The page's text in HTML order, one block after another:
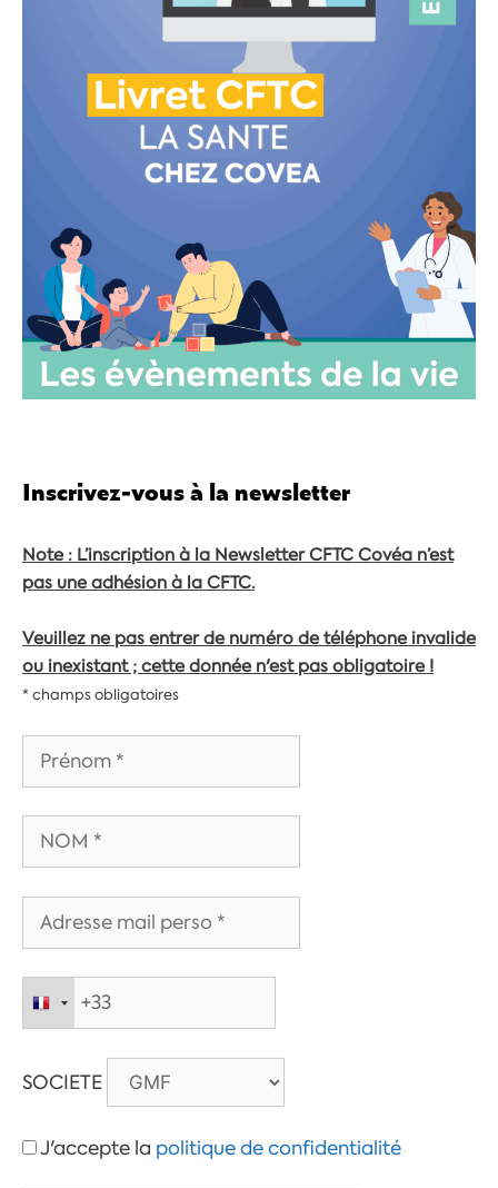
Inscrivez-vous à la newsletter
Note : L’inscription à la Newsletter CFTC Covéa n’est
pas une adhésion à la CFTC.
Veuillez ne pas entrer de numéro de téléphone invalide
ou inexistant ; cette donnée n'est pas obligatoire !
* champs obligatoires
SOCIETE
J'accepte la politique de confidentialité